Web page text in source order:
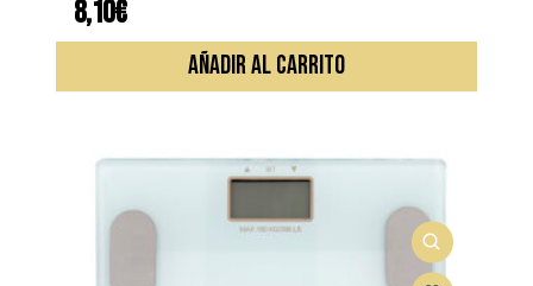
8,10€
AÑADIR AL CARRITO